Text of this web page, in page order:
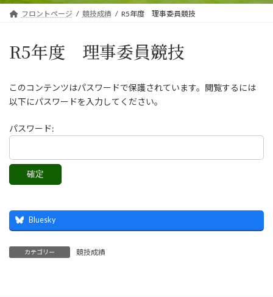
フロントページ 競技成績 R5年度 理事委員競技
R5年度 理事委員競技
このコンテンツはパスワードで保護されています。閲覧するには
以下にパスワードを入力してください。
パスワード:
Bluesky
カテゴリー 競技成績